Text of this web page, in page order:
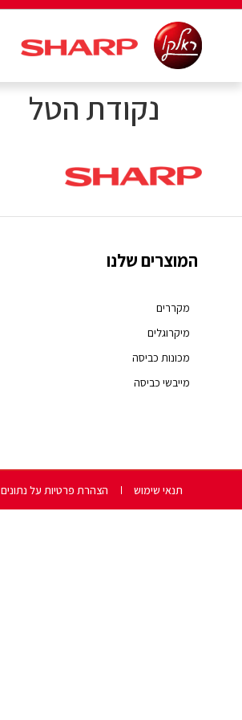
נקודת הטל
המוצרים שלנו
מקררים
מיקרוגלים
מכונות כביסה
מייבשי כביסה
תנאי שימוש הצהרת פרטיות על נתונים